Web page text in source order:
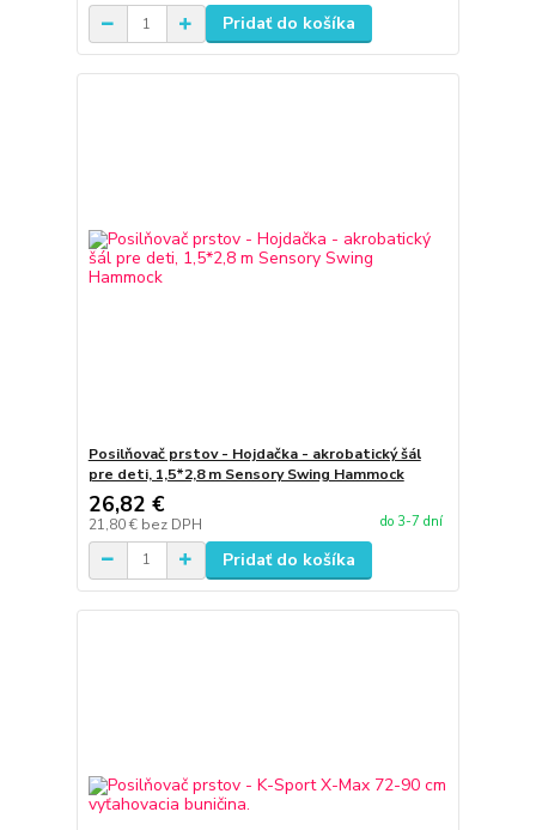
Pridať do košíka
Posilňovač prstov - Hojdačka - akrobatický šál
pre deti, 1,5*2,8 m Sensory Swing Hammock
26,82 €
21,80 € bez DPH do 3-7 dní
Pridať do košíka